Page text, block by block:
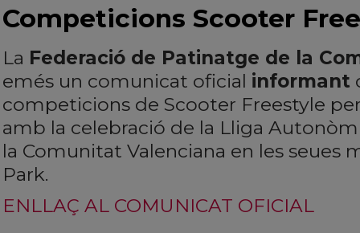
Competicions Scooter
La Federació de Patinatge de la
emés un comunicat oficial informant
competicions de Scooter Freestyle
amb la celebració de la Lliga
la Comunitat Valenciana en les seues
Park.
ENLLAÇ AL COMUNICAT OFICIAL